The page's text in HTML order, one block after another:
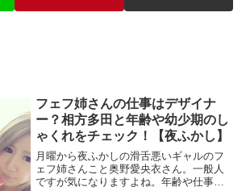
フェフ姉さんの仕事はデザイナ
ー？相方多田と年齢や幼少期のし
ゃくれをチェック！【夜ふかし】
月曜から夜ふかしの滑舌悪いギャルのフ
ェフ姉さんこと奥野愛央衣さん。一般人
ですが気になりますよね。年齢や仕事を